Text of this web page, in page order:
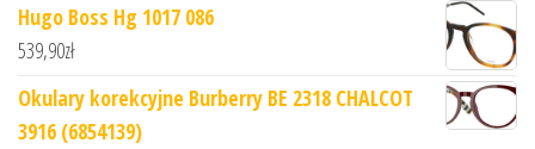
Hugo Boss Hg 1017 086
539,90zł
Okulary korekcyjne Burberry BE 2318 CHALCOT
3916 (6854139)